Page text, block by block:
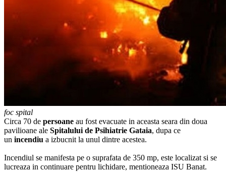
foc spital
Circa 70 de persoane au fost evacuate in aceasta seara din doua
pavilioane ale Spitalului de Psihiatrie Gataia, dupa ce
un incendiu a izbucnit la unul dintre acestea.
Incendiul se manifesta pe o suprafata de 350 mp, este localizat si se
lucreaza in continuare pentru lichidare, mentioneaza ISU Banat.